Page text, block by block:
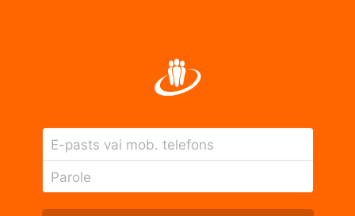
E-pasts vai mob. telefons
Parole